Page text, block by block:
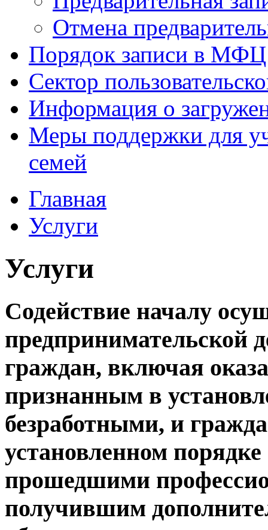
Отмена
Порядок записи в МФЦ
Сектор
Информация о
Меры поддержки для
семей
Главная
Услуги
Услуги
Содействие началу
предпринимательской
граждан, включая
признанным в
безработными, и
установленном
прошедшими
получившим